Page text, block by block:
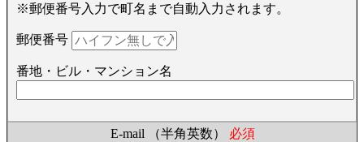
※郵便番号入力で町名まで自動入力されます。
郵便番号
番地・ビル・マンション名
E-mail （半角英数） 必須